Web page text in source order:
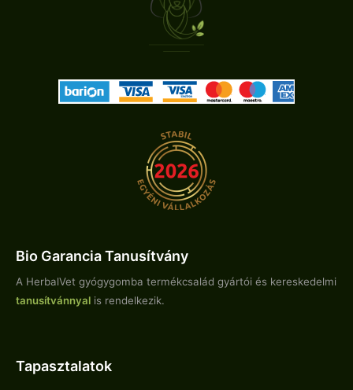
Bio Garancia Tanusítvány
A HerbalVet gyógygomba termékcsalád gyártói és kereskedelmi
tanusítvánnyal is rendelkezik.
Tapasztalatok